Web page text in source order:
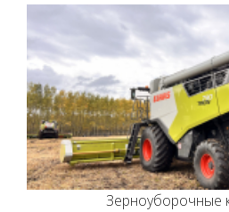
Зерноуборочные